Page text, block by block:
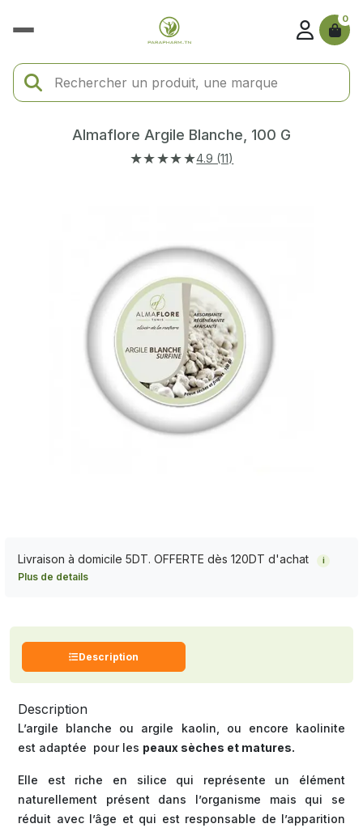
0
Almaflore Argile Blanche, 100 G
★★★★★4.9 (11)
Livraison à domicile 5DT. OFFERTE dès 120DT d'achat i
Plus de details
Description
Description
L’argile blanche ou argile kaolin, ou encore kaolinite
est adaptée pour les peaux sèches et matures.
Elle est riche en silice qui représente un élément
naturellement présent dans l’organisme mais qui se
réduit avec l’âge et qui est responsable de l’apparition